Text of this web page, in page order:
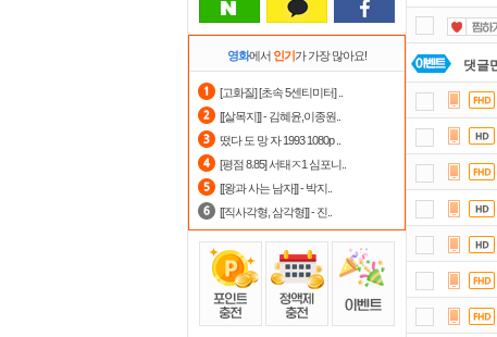
영화에서 인기가 가장 많아요!
[고화질] [초속 5센티미터] ..
[[살목지]] - 김혜윤,이종원..
떴다 도 망 자 1993 1080p ..
[평점 8.85] 서태ㅈ1 심포니..
[[왕과 사는 남자]] - 박지..
[[직사각형, 삼각형]] - 진..
댓글
요즘
출석
포인트
정액
스마
자녀